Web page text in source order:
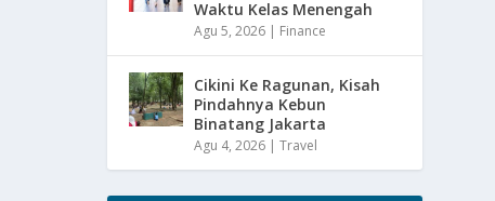
Waktu Kelas Menengah
Agu 5, 2026 | Finance
Cikini Ke Ragunan, Kisah
Pindahnya Kebun
Binatang Jakarta
Agu 4, 2026 |Travel